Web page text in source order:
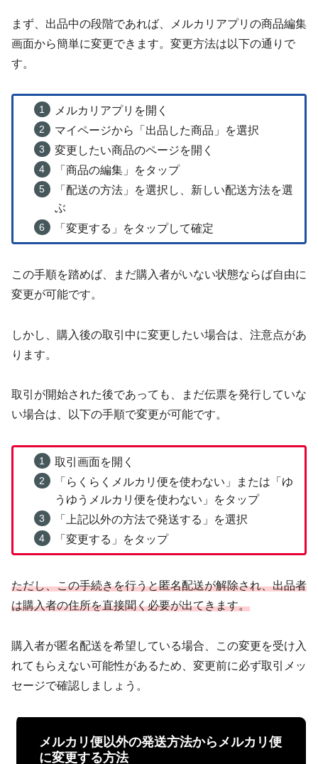
まず、出品中の段階であれば、メルカリアプリの商品編集
画面から簡単に変更できます。変更方法は以下の通りで
す。
メルカリアプリを開く
マイページから「出品した商品」を選択
変更したい商品のページを開く
「商品の編集」をタップ
「配送の方法」を選択し、新しい配送方法を選
ぶ
「変更する」をタップして確定
この手順を踏めば、まだ購入者がいない状態ならば自由に
変更が可能です。
しかし、購入後の取引中に変更したい場合は、注意点があ
ります。
取引が開始された後であっても、まだ伝票を発行していな
い場合は、以下の手順で変更が可能です。
取引画面を開く
「らくらくメルカリ便を使わない」または「ゆ
うゆうメルカリ便を使わない」をタップ
「上記以外の方法で発送する」を選択
「変更する」をタップ
ただし、この手続きを行うと匿名配送が解除され、出品者
は購入者の住所を直接聞く必要が出てきます。
購入者が匿名配送を希望している場合、この変更を受け入
れてもらえない可能性があるため、変更前に必ず取引メッ
セージで確認しましょう。
メルカリ便以外の発送方法からメルカリ便
に変更する方法